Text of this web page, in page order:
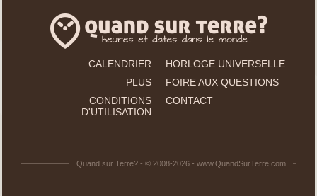
CALENDRIER
HORLOGE UNIVERSELLE
PLUS
FOIRE AUX QUESTIONS
CONDITIONS
D'UTILISATION
CONTACT
Quand sur Terre? - © 2008-2026 - www.QuandSurTerre.com